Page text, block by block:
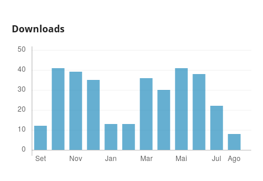
Downloads